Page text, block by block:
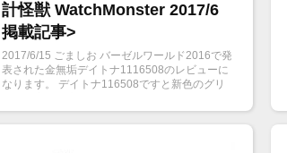
計怪獣 WatchMonster 2017/6
掲載記事>
2017/6/15 ごましお バーゼルワールド2016で発
表された金無垢デイトナ1116508のレビューに
なります。 デイトナ116508ですと新色のグリ
ックシェル文字盤・8Pダイヤの豪華スペックを
もった116508NGの紹介をします。